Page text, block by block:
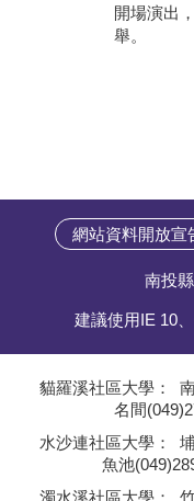
開場演出
舉。
網站資料開放宣
南投
建議使用IE 10
貓羅溪社區大學：
名間
水沙連社區大學：
魚池
濁水溪社區大學：